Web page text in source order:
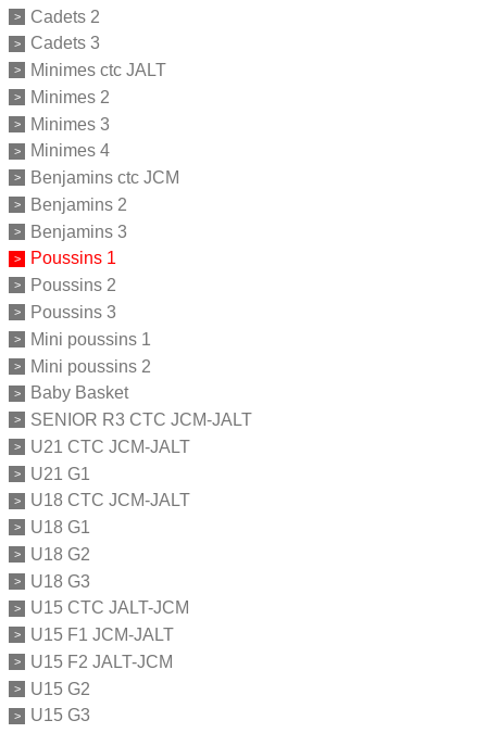
Cadets 2
Cadets 3
Minimes ctc JALT
Minimes 2
Minimes 3
Minimes 4
Benjamins ctc JCM
Benjamins 2
Benjamins 3
Poussins 1
Poussins 2
Poussins 3
Mini poussins 1
Mini poussins 2
Baby Basket
SENIOR R3 CTC JCM-JALT
U21 CTC JCM-JALT
U21 G1
U18 CTC JCM-JALT
U18 G1
U18 G2
U18 G3
U15 CTC JALT-JCM
U15 F1 JCM-JALT
U15 F2 JALT-JCM
U15 G2
U15 G3